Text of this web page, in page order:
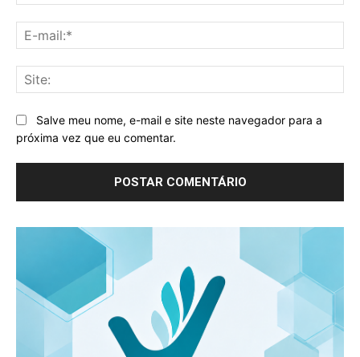
Salve meu nome, e-mail e site neste navegador para a
próxima vez que eu comentar.